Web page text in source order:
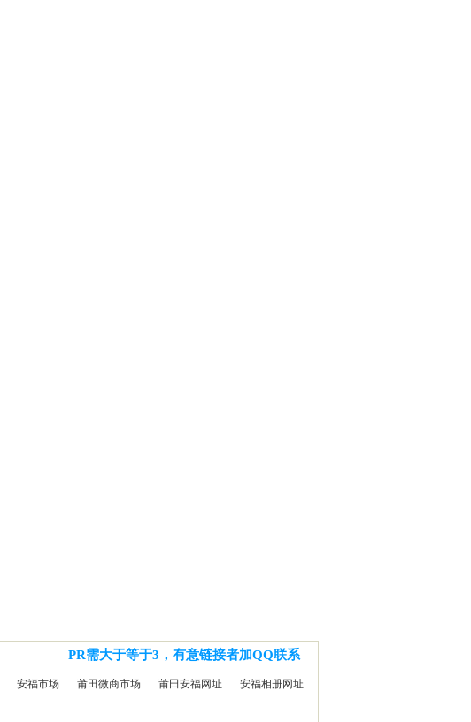
PR需大于等于3，有意链接者加QQ联系
安福市场 莆田微商市场 莆田安福网址 安福相册网址